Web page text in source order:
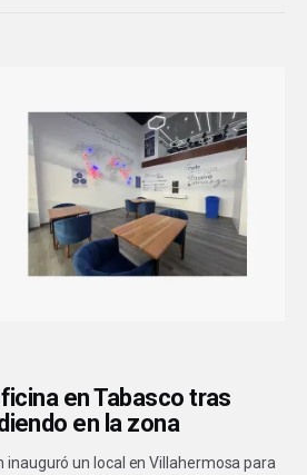
en Tabasco tras
en la zona
inauguró un local en Villahermosa para